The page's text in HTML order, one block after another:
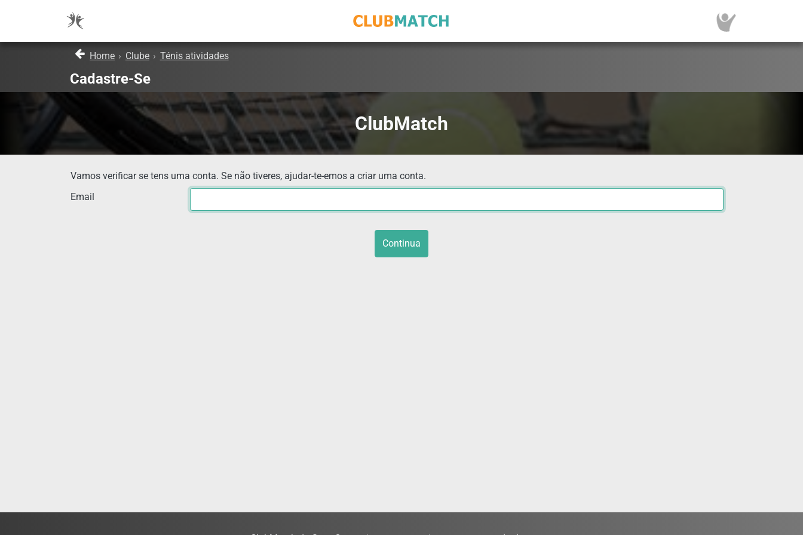
Home › Clube › Ténis atividades
Cadastre-Se
ClubMatch
Vamos verificar se tens uma conta. Se não tiveres, ajudar-te-emos a criar uma conta.
Email
Continua